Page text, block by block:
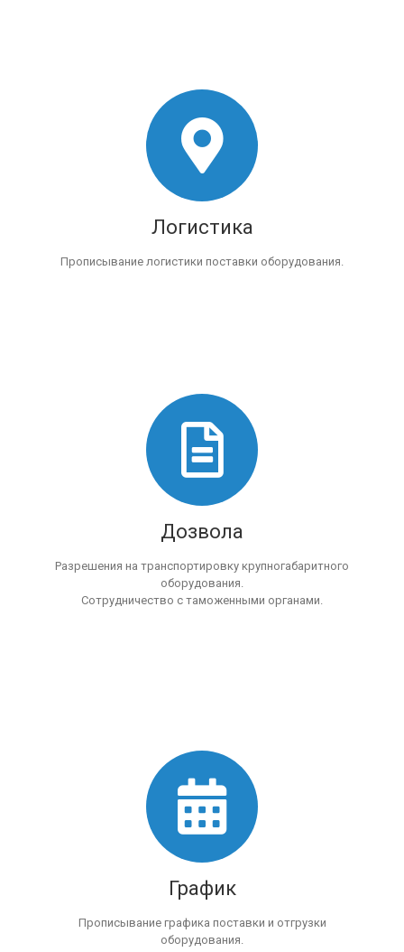
Логистика
Прописывание логистики поставки оборудования.
Дозвола
Разрешения на транспортировку крупногабаритного
оборудования.
Сотрудничество с таможенными органами.
График
Прописывание графика поставки и отгрузки
оборудования.